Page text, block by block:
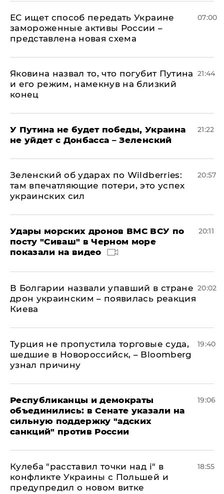
ЕС ищет способ передать Украине
замороженные активы России –
представлена новая схема
07:00
Яковина назвал то, что погубит Путина
и его режим, намекнув на близкий
конец
21:44
У Путина не будет победы, Украина
не уйдет с Донбасса – Зеленский
21:22
Зеленский об ударах по Wildberries:
там впечатляющие потери, это успех
украинских сил
20:57
Удары морских дронов ВМС ВСУ по
посту "Сиваш" в Черном море
показали на видео
20:11
В Болгарии назвали упавший в стране
дрон украинским – появилась реакция
Киева
20:02
Турция не пропустила торговые суда,
шедшие в Новороссийск, – Bloomberg
узнал причину
19:40
Республиканцы и демократы
объединились: в Сенате указали на
сильную поддержку "адских
санкций" против России
19:06
Кулеба "расставил точки над і" в
конфликте Украины с Польшей и
предупредил о новом витке
18:55